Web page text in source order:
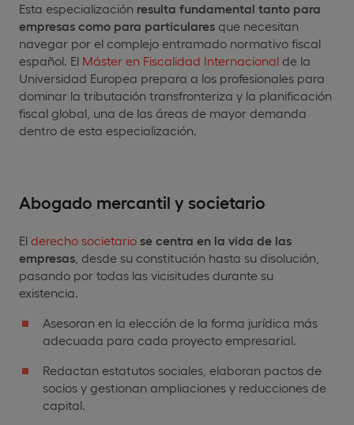
Esta especialización resulta fundamental tanto para
empresas como para particulares que necesitan
navegar por el complejo entramado normativo fiscal
español. El Máster en Fiscalidad Internacional de la
Universidad Europea prepara a los profesionales para
dominar la tributación transfronteriza y la planificación
fiscal global, una de las áreas de mayor demanda
dentro de esta especialización.
Abogado mercantil y societario
El derecho societario se centra en la vida de las
empresas , desde su constitución hasta su disolución,
pasando por todas las vicisitudes durante su
existencia.
Asesoran en la elección de la forma jurídica más
adecuada para cada proyecto empresarial.
Redactan estatutos sociales, elaboran pactos de
socios y gestionan ampliaciones y reducciones de
capital.